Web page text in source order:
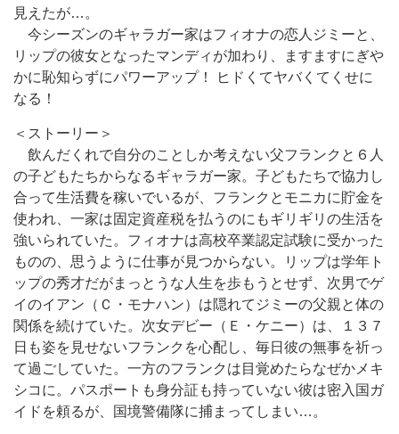
見えたが…。
今シーズンのギャラガー家はフィオナの恋人ジミーと、
リップの彼女となったマンディが加わり、ますますにぎや
かに恥知らずにパワーアップ！ ヒドくてヤバくてくせに
なる！
＜ストーリー＞
飲んだくれで自分のことしか考えない父フランクと６人
の子どもたちからなるギャラガー家。子どもたちで協力し
合って生活費を稼いでいるが、フランクとモニカに貯金を
使われ、一家は固定資産税を払うのにもギリギリの生活を
強いられていた。フィオナは高校卒業認定試験に受かった
ものの、思うように仕事が見つからない。リップは学年ト
ップの秀才だがまっとうな人生を歩もうとせず、次男でゲ
イのイアン（Ｃ・モナハン）は隠れてジミーの父親と体の
関係を続けていた。次女デビー（Ｅ・ケニー）は、１３７
日も姿を見せないフランクを心配し、毎日彼の無事を祈っ
て過ごしていた。一方のフランクは目覚めたらなぜかメキ
シコに。パスポートも身分証も持っていない彼は密入国ガ
イドを頼るが、国境警備隊に捕まってしまい…。